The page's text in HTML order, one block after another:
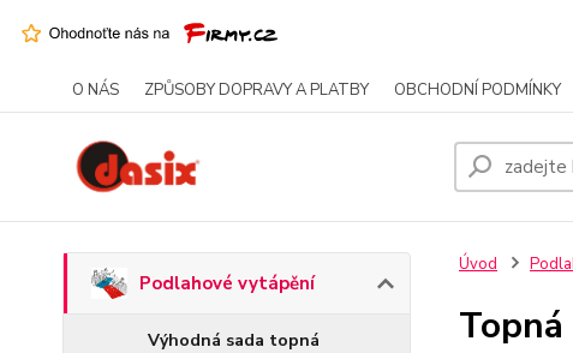
O NÁS ZPŮSOBY DOPRAVY A PLATBY OBCHODNÍ PODMÍNKY
Podlahové vytápění
Výhodná sada topná
Úvod